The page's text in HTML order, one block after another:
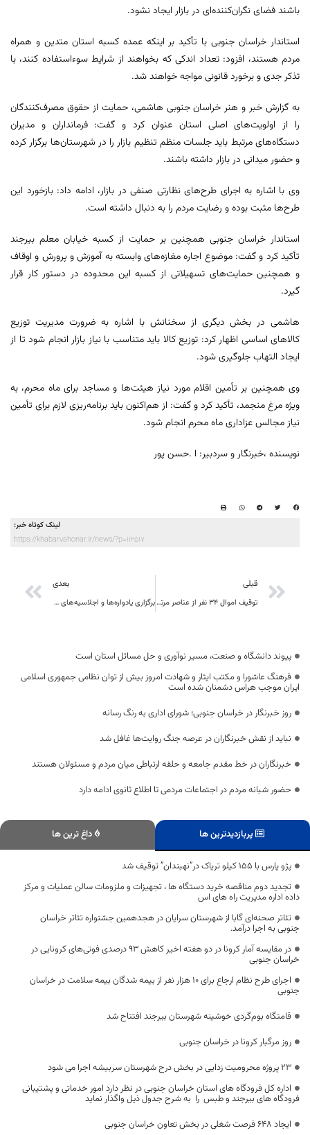
باشند فضای نگران‌کننده‌ای در بازار ایجاد نشود.
استاندار خراسان جنوبی با تأکید بر اینکه عمده کسبه استان متدین و همراه
مردم هستند، افزود: تعداد اندکی که بخواهند از شرایط سوءاستفاده کنند، با
تذکر جدی و برخورد قانونی مواجه خواهند شد.
به گزارش خبر و هنر خراسان جنوبی هاشمی، حمایت از حقوق مصرف‌کنندگان
را از اولویت‌های اصلی استان عنوان کرد و گفت: فرمانداران و مدیران
دستگاه‌های مرتبط باید جلسات منظم تنظیم بازار را در شهرستان‌ها برگزار کرده
و حضور میدانی در بازار داشته باشند.
وی با اشاره به اجرای طرح‌های نظارتی صنفی در بازار، ادامه داد: بازخورد این
طرح‌ها مثبت بوده و رضایت مردم را به دنبال داشته است.
استاندار خراسان جنوبی همچنین بر حمایت از کسبه خیابان معلم بیرجند
تأکید کرد و گفت: موضوع اجاره مغازه‌های وابسته به آموزش و پرورش و اوقاف
و همچنین حمایت‌های تسهیلاتی از کسبه این محدوده در دستور کار قرار
گیرد.
هاشمی در بخش دیگری از سخنانش با اشاره به ضرورت مدیریت توزیع
کالاهای اساسی اظهار کرد: توزیع کالا باید متناسب با نیاز بازار انجام شود تا از
ایجاد التهاب جلوگیری شود.
وی همچنین بر تأمین اقلام مورد نیاز هیئت‌ها و مساجد برای ماه محرم، به
ویژه مرغ منجمد، تأکید کرد و گفت: از هم‌اکنون باید برنامه‌ریزی لازم برای تأمین
نیاز مجالس عزاداری ماه محرم انجام شود.
نویسنده ،خبرنگار و سردبیر: ا .حسن پور
لینک کوتاه خبر:
https://khabarvahonar.ir/news/?p=112517
قبلی
توقیف اموال ۳۴ نفر از عناصر مرتبط با رژیم صهیونیستی در خراسان جنوبی
بعدی
برگزاری یادواره‌ها و اجلاسیه‌های شهدا بستری برای بازخوانی درس‌های بزرگ ایثار و ولایت‌مداری
پیوند دانشگاه و صنعت، مسیر نوآوری و حل مسائل استان است
فرهنگ عاشورا و مکتب ایثار و شهادت امروز بیش از توان نظامی جمهوری اسلامی
ایران موجب هراس دشمنان شده است
روز خبرنگار در خراسان جنوبی؛ شورای اداری به رنگ رسانه
نباید از نقش خبرنگاران در عرصه جنگ روایت‌ها غافل شد
خبرنگاران در خط مقدم جامعه و حلقه ارتباطی میان مردم و مسئولان هستند
حضور شبانه مردم در اجتماعات مردمی تا اطلاع ثانوی ادامه دارد
پربازدیدترین ها داغ ترین ها
پژو پارس با 155 کیلو تریاک در”نهبندان” توقیف شد
تجدید دوم مناقصه خرید دستگاه ها ، تجهیزات و ملزومات سالن عملیات و مرکز
داده اداره مدیریت راه های اس
تئاتر صحنه‌ای گابا از شهرستان سرایان در هجدهمین جشنواره تئاتر خراسان
جنوبی به اجرا درآمد.
در مقایسه آمار کرونا در دو هفته اخیر کاهش ۹۳ درصدی فوتی‌های کرونایی در
خراسان جنوبی
اجرای طرح نظام ارجاع برای ۱۰ هزار نفر از بیمه شدگان بیمه سلامت در خراسان
جنوبی
قامتگاه بوم‌گردی خوشینه شهرستان بیرجند افتتاح شد
روز مرگبار کرونا در خراسان جنوبی
۲۳ پروژه محرومیت زدایی در بخش درح شهرستان سربیشه اجرا می شود
اداره کل فرودگاه های استان خراسان جنوبی در نظر دارد امور خدماتی و پشتیبانی
فرودگاه های بیرجند و طبس را به شرح جدول ذیل واگذار نماید
ایجاد ۶۴۸ فرصت شغلی در بخش تعاون خراسان جنوبی